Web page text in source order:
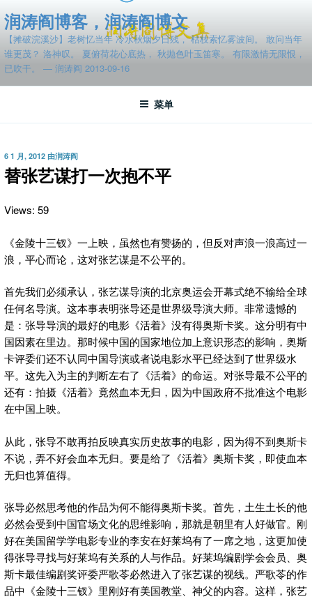
至
容
润涛阎博客，润涛阎博文
【摊破浣溪沙】老树忆当年 冷水秋烟夕日残， 枯枝索忆雾波间。 敢问当年
谁更茂？ 洛神叹。 夏俯荷花心底热， 秋抛色叶玉笛寒。 有限激情无限恨，
已吹干。 — 润涛阎 2013-09-16
菜单
发
布
于
6 1 月, 2012 由润涛阎
替张艺谋打一次抱不平
Views: 59
《金陵十三钗》一上映，虽然也有赞扬的，但反对声浪一浪高过一
浪，平心而论，这对张艺谋是不公平的。
首先我们必须承认，张艺谋导演的北京奥运会开幕式绝不输给全球
任何名导演。这本事表明张导还是世界级导演大师。非常遗憾的
是：张导导演的最好的电影《活着》没有得奥斯卡奖。这分明有中
国因素在里边。那时候中国的国家地位加上意识形态的影响，奥斯
卡评委们还不认同中国导演或者说电影水平已经达到了世界级水
平。这先入为主的判断左右了《活着》的命运。对张导最不公平的
还有：拍摄《活着》竟然血本无归，因为中国政府不批准这个电影
在中国上映。
从此，张导不敢再拍反映真实历史故事的电影，因为得不到奥斯卡
不说，弄不好会血本无归。要是给了《活着》奥斯卡奖，即使血本
无归也算值得。
张导必然思考他的作品为何不能得奥斯卡奖。首先，土生土长的他
必然会受到中国官场文化的思维影响，那就是朝里有人好做官。刚
好在美国留学学电影专业的李安在好莱坞有了一席之地，这更加使
得张导寻找与好莱坞有关系的人与作品。好莱坞编剧学会会员、奥
斯卡最佳编剧奖评委严歌苓必然进入了张艺谋的视线。严歌苓的作
品中《金陵十三钗》里刚好有美国教堂、神父的内容。这样，张艺